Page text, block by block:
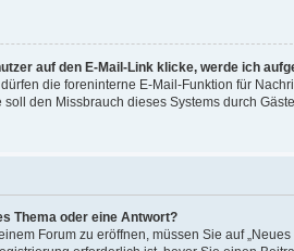
auf den E-Mail-Link klicke, werde ich
die foreninterne E-Mail-Funktion für
den Missbrauch dieses Systems durch
Thema oder eine Antwort?
Forum zu eröffnen, müssen Sie auf